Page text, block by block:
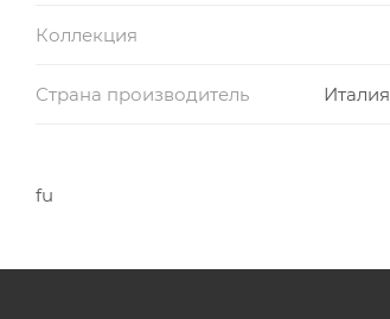
Коллекция
Страна производитель Италия
fu